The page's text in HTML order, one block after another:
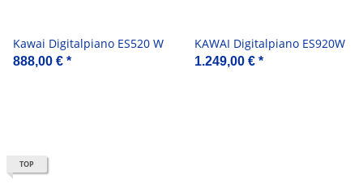
Kawai Digitalpiano ES520 W
888,00 € *
KAWAI Digitalpiano ES920W
1.249,00 € *
TOP